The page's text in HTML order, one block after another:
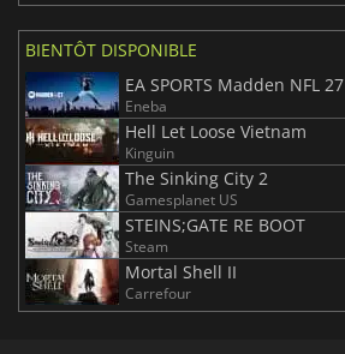
BIENTÔT DISPONIBLE
EA SPORTS Madden NFL 27
Eneba
Hell Let Loose Vietnam
Kinguin
The Sinking City 2
Gamesplanet US
STEINS;GATE RE BOOT
Steam
Mortal Shell II
Carrefour